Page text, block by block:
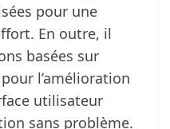
pour une
En outre, il
basées sur
l’amélioration
utilisateur
sans problème.